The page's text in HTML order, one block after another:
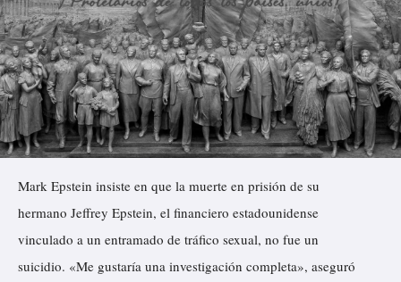
Mark Epstein insiste en que la muerte en prisión de su
hermano Jeffrey Epstein, el financiero estadounidense
vinculado a un entramado de tráfico sexual, no fue un
suicidio. «Me gustaría una investigación completa», aseguró